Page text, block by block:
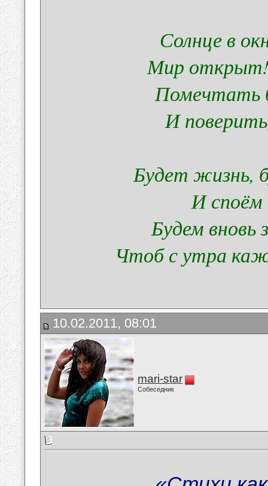
Солнце в
Мир
Помечтать
И
Будет жизнь,
И споём
Будем вновь
Чтоб с утра
10.02.2011, 08:01
mari-star
Собеседник